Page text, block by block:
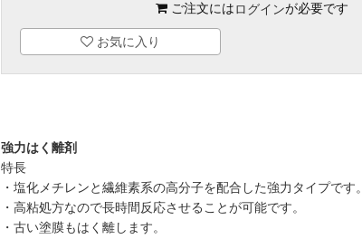
ご注文にはログインが必要です
お気に入り
強力はく離剤
特長
・塩化メチレンと繊維素系の高分子を配合した強力タイプです。
・高粘処方なので長時間反応させることが可能です。
・古い塗膜もはく離します。